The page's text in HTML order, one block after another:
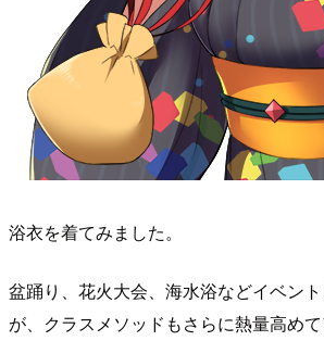
浴衣を着てみました。
盆踊り、花火大会、海水浴などイベン
が、クラスメソッドもさらに熱量高め